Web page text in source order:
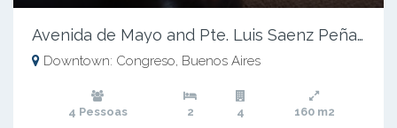
Avenida de Mayo and Pte. Luis Saenz Peña I
Downtown: Congreso, Buenos Aires
4 Pessoas 2 4 160 m2